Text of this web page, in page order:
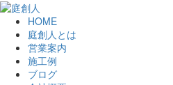
HOME
庭創人とは
営業案内
施工例
ブログ